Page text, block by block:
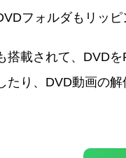
フォルダもリッピ
搭載されて、DVD
たり、DVD動画の